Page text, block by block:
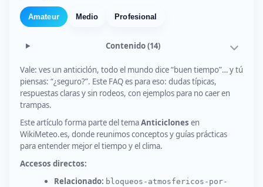
Amateur Medio Profesional
Contenido(14)
Vale: ves un anticiclón, todo el mundo dice “buen tiempo”… y tú
piensas: “¿seguro?”. Este FAQ es para eso: dudas típicas,
respuestas claras y sin rodeos, con ejemplos para no caer en
trampas.
Este artículo forma parte del temaAnticiclones en
WikiMeteo.es, donde reunimos conceptos y guías prácticas
para entender mejor el tiempo y el clima.
Accesos directos:
Relacionado: bloqueos-atmosfericos-por-